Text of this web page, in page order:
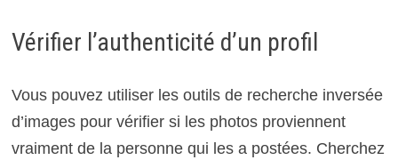
Vérifier l’authenticité d’un profil
Vous pouvez utiliser les outils de recherche inversée
d’images pour vérifier si les photos proviennent
vraiment de la personne qui les a postées. Cherchez